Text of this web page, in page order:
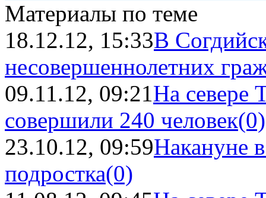
Материалы по теме
18.12.12, 15:33В
несовершеннолетних
09.11.12, 09:21На севере
совершили 240 человек(0)
23.10.12, 09:59Накануне
подростка(0)